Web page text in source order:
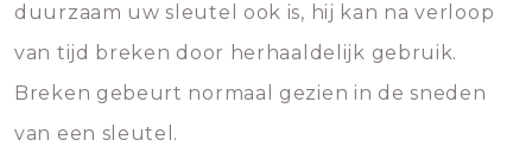
duurzaam uw sleutel ook is, hij kan na verloop
van tijd breken door herhaaldelijk gebruik.
Breken gebeurt normaal gezien in de sneden
van een sleutel.